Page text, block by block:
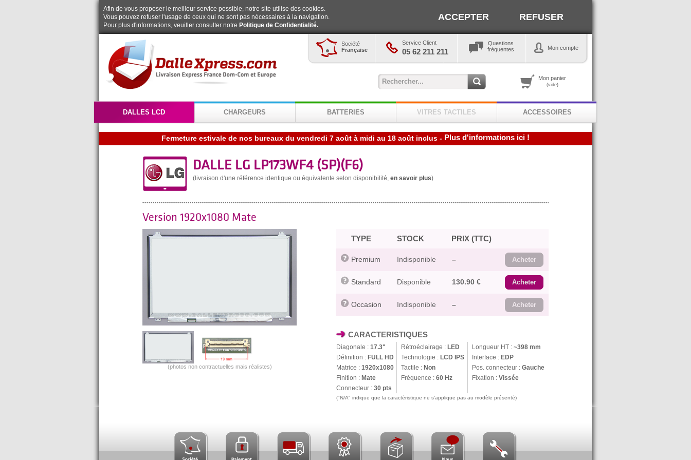
Afin de vous proposer le meilleur service possible, notre site utilise des cookies.
Vous pouvez refuser l'usage de ceux qui ne sont pas nécessaires à la navigation.
Pour plus d'informations, veuiller consulter notre Politique de Confidentialité.
ACCEPTER REFUSER
Société
Française
Service Client
05 62 211 211
Questions
fréquentes
Mon compte
Mon panier
(vide)
DALLES LCD CHARGEURS BATTERIES VITRES TACTILES ACCESSOIRES
Fermeture estivale de nos bureaux du vendredi 7 août à midi au 18 août inclus - Plus d'informations ici !
DALLE LG LP173WF4 (SP)(F6)
(livraison d'une référence identique ou équivalente selon disponibilité, en savoir plus)
Version 1920x1080 Mate
(photos non contractuelles mais réalistes)
TYPE STOCK PRIX (TTC)
Premium Indisponible – Acheter
Standard Disponible 130.90 € Acheter
Occasion Indisponible – Acheter
CARACTERISTIQUES
Diagonale : 17.3" Rétroéclairage : LED Longueur HT : ~398 mm
Définition : FULL HD Technologie : LCD IPS Interface : EDP
Matrice : 1920x1080 Tactile : Non Pos. connecteur : Gauche
Finition : Mate Fréquence : 60 Hz Fixation : Vissée
Connecteur : 30 pts
("N/A" indique que la caractéristique ne s'applique pas au modèle présenté)